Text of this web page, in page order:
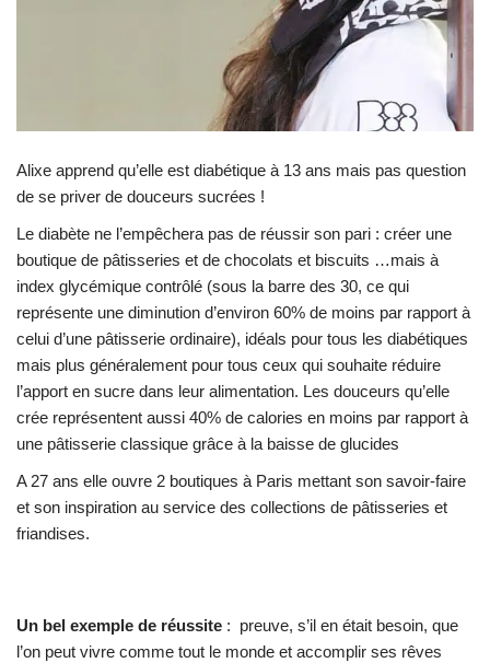
Alixe apprend qu’elle est diabétique à 13 ans mais pas question
de se priver de douceurs sucrées !
Le diabète ne l’empêchera pas de réussir son pari : créer une
boutique de pâtisseries et de chocolats et biscuits …mais à
index glycémique contrôlé (sous la barre des 30, ce qui
représente une diminution d’environ 60% de moins par rapport à
celui d’une pâtisserie ordinaire), idéals pour tous les diabétiques
mais plus généralement pour tous ceux qui souhaite réduire
l’apport en sucre dans leur alimentation. Les douceurs qu’elle
crée représentent aussi 40% de calories en moins par rapport à
une pâtisserie classique grâce à la baisse de glucides
A 27 ans elle ouvre 2 boutiques à Paris mettant son savoir-faire
et son inspiration au service des collections de pâtisseries et
friandises.
Un bel exemple de réussite : preuve, s’il en était besoin, que
l’on peut vivre comme tout le monde et accomplir ses rêves